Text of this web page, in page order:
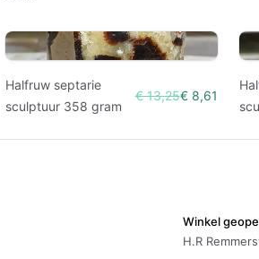
Halfruw septarie
sculptuur 358 gram
€ 13,25€ 8,61
Winkel
H.R